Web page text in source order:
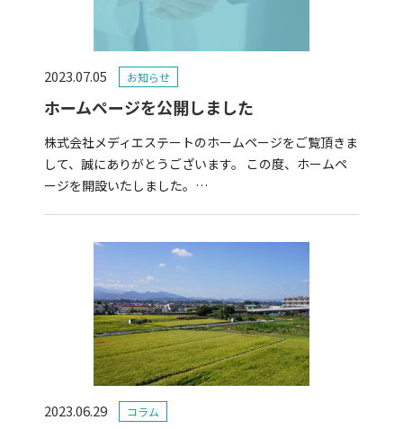
2023.07.05 お知らせ
ホームページを公開しました
株式会社メディエステートのホームページをご覧頂きま
して、誠にありがとうございます。 この度、ホームペ
ージを開設いたしました。…
2023.06.29 コラム